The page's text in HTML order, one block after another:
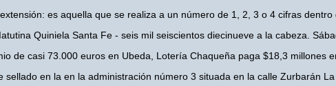
es aquella que se realiza a un número de 1, 2, 3 o 4 cifras dentro
Quiniela Santa Fe - seis mil seiscientos diecinueve a la cabeza.
de casi 73.000 euros en Ubeda, Lotería Chaqueña paga $18,3 millones
sellado en la en la administración número 3 situada en la calle Zurbarán